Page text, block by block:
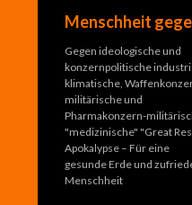
Menschheit
Gegen ideologische und
konzernpolitische
klimatische,
militärische und
Pharmakonzern-
"medizinische" "Great
Apokalypse – Für eine
gesunde Erde und
Menschheit